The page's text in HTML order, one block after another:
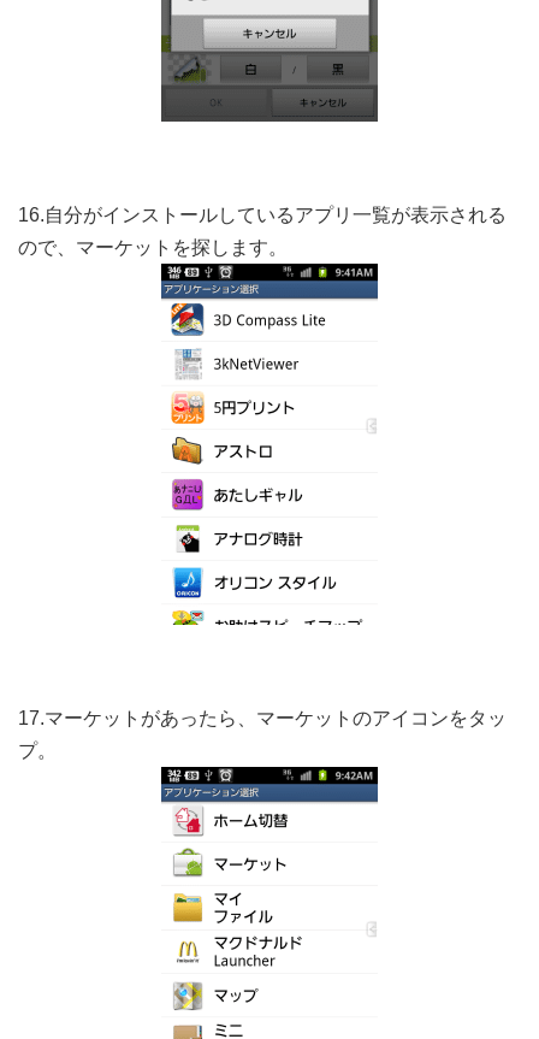
16.自分がインストールしているアプリ一覧が表示される
ので、マーケットを探します。
17.マーケットがあったら、マーケットのアイコンをタッ
プ。